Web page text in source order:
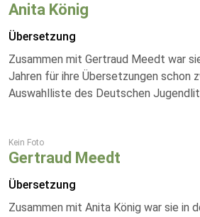
Anita König
Übersetzung
Zusammen mit Gertraud Meedt war
Jahren für ihre Übersetzungen schon
Auswahlliste des Deutschen
Kein Foto
Gertraud Meedt
Übersetzung
Zusammen mit Anita König war sie in